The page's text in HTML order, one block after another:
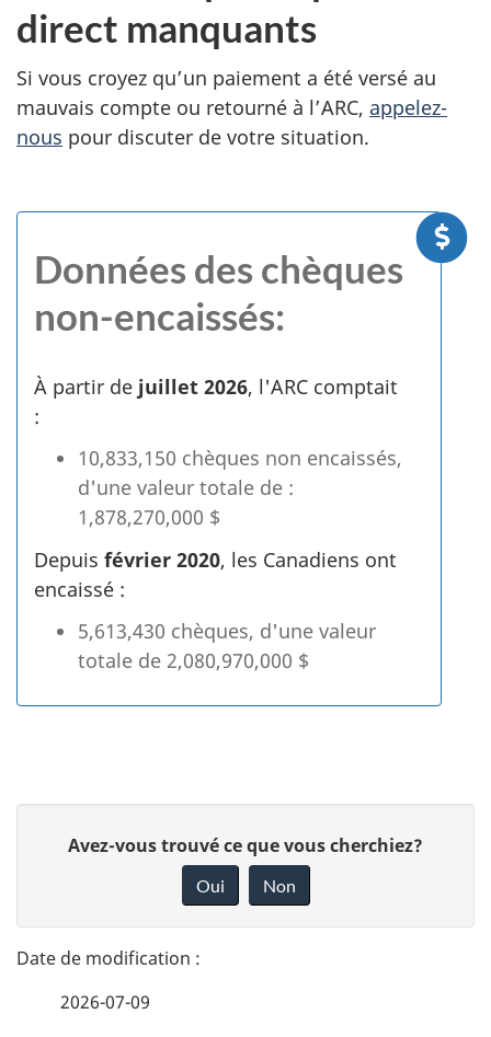
direct manquants
Si vous croyez qu’un paiement a été versé au
mauvais compte ou retourné à l’ARC, appelez-
nous pour discuter de votre situation.
Données des chèques
non-encaissés:
À partir de juillet 2026, l'ARC comptait
:
10,833,150 chèques non encaissés,
d'une valeur totale de :
1,878,270,000 $
Depuis février 2020, les Canadiens ont
encaissé :
5,613,430 chèques, d'une valeur
totale de 2,080,970,000 $
t
a
n
Avez-vous trouvé ce que vous cherchiez?
Oui Non
2026-07-09